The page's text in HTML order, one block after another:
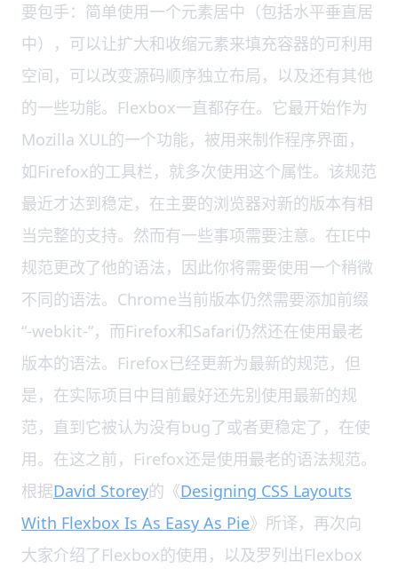
要包手：简单使用一个元素居中（包括水平垂直居
中），可以让扩大和收缩元素来填充容器的可利用
空间，可以改变源码顺序独立布局，以及还有其他
的一些功能。Flexbox一直都存在。它最开始作为
Mozilla XUL的一个功能，被用来制作程序界面，
如Firefox的工具栏，就多次使用这个属性。该规范
最近才达到稳定，在主要的浏览器对新的版本有相
当完整的支持。然而有一些事项需要注意。在IE中
规范更改了他的语法，因此你将需要使用一个稍微
不同的语法。Chrome当前版本仍然需要添加前缀
“-webkit-”，而Firefox和Safari仍然还在使用最老
版本的语法。Firefox已经更新为最新的规范，但
是，在实际项目中目前最好还先别使用最新的规
范，直到它被认为没有bug了或者更稳定了，在使
用。在这之前，Firefox还是使用最老的语法规范。
根据David Storey的《Designing CSS Layouts
With Flexbox Is As Easy As Pie》所译，再次向
大家介绍了Flexbox的使用，以及罗列出Flexbox